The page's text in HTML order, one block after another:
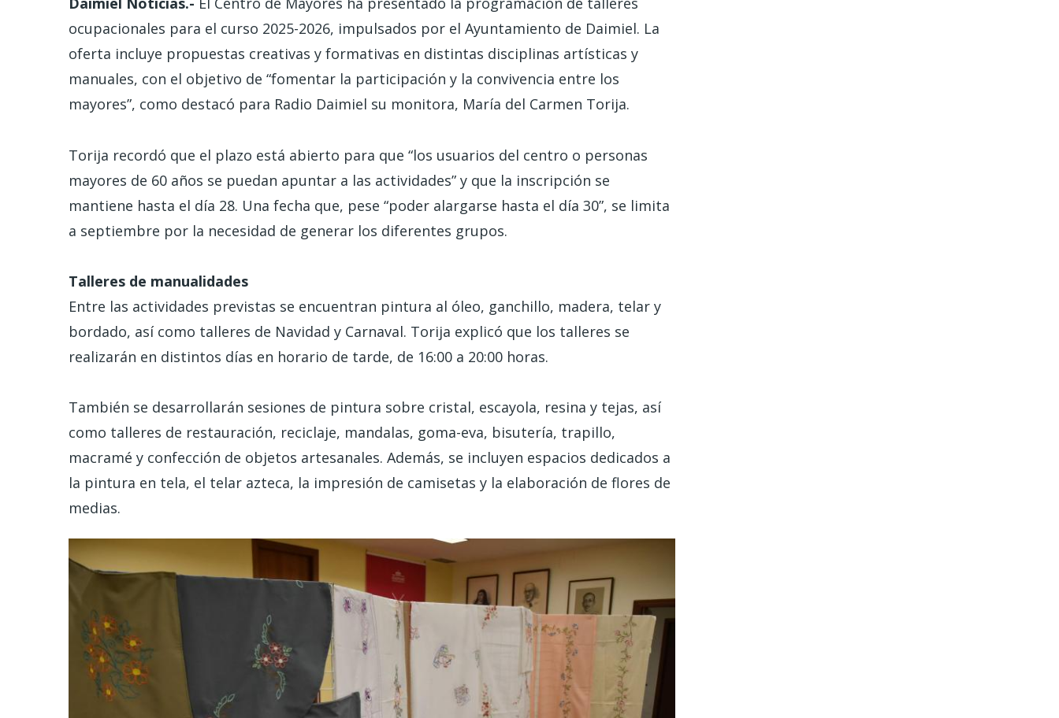
ocupacionales para el curso 2025-2026, impulsados por el Ayuntamiento de Daimiel. La
oferta incluye propuestas creativas y formativas en distintas disciplinas artísticas y
manuales, con el objetivo de “fomentar la participación y la convivencia entre los
mayores”, como destacó para Radio Daimiel su monitora, María del Carmen Torija.
Torija recordó que el plazo está abierto para que “los usuarios del centro o personas
mayores de 60 años se puedan apuntar a las actividades” y que la inscripción se
mantiene hasta el día 28. Una fecha que, pese “poder alargarse hasta el día 30”, se limita
a septiembre por la necesidad de generar los diferentes grupos.
Talleres de manualidades
Entre las actividades previstas se encuentran pintura al óleo, ganchillo, madera, telar y
bordado, así como talleres de Navidad y Carnaval. Torija explicó que los talleres se
realizarán en distintos días en horario de tarde, de 16:00 a 20:00 horas.
También se desarrollarán sesiones de pintura sobre cristal, escayola, resina y tejas, así
como talleres de restauración, reciclaje, mandalas, goma-eva, bisutería, trapillo,
macramé y confección de objetos artesanales. Además, se incluyen espacios dedicados a
la pintura en tela, el telar azteca, la impresión de camisetas y la elaboración de flores de
medias.